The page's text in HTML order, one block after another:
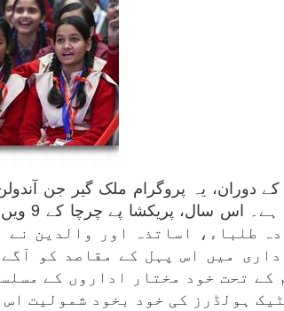
دوران، یہ پروگرام ملک گیر جن
طلباء، اساتذہ اور والدین
میں اس پہل کے مقاصد کو
کے تحت خود مختار اداروں کے
ہولڈرز کی خود بخود شمولیت اس